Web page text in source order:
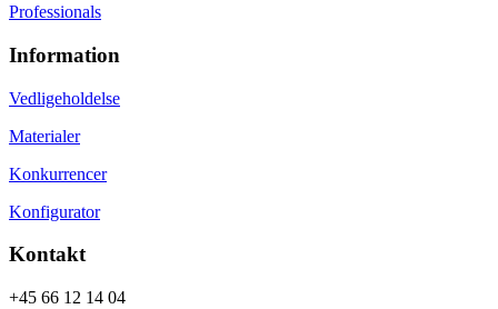
Professionals
Information
Vedligeholdelse
Materialer
Konkurrencer
Konfigurator
Kontakt
+45 66 12 14 04